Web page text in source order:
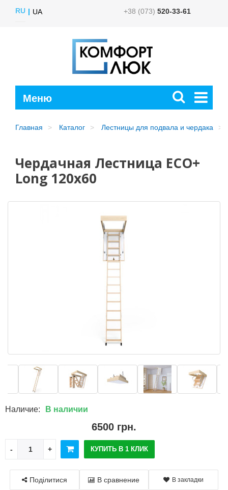
RU UA +38 (073) 520-33-61
Главная Каталог Лестницы для подвала и чердака
Чердачная Лестница ECO+
Long 120х60
Наличие: В наличии
6500 грн.
КУПИТЬ В 1 КЛИК
Поділитися В сравнение В закладки